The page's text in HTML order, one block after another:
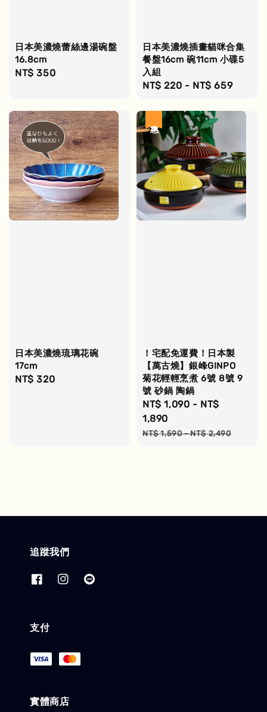
日本美濃燒蕾絲邊湯碗盤
16.8cm
Regular
NT$ 350
日本美濃燒插畫貓咪合集
餐盤16cm 碗11cm 小碟5
入組
Regular
NT$ 220 - NT$ 659
日本美濃燒琉璃花碗
17cm
Regular
NT$ 320
！宅配免運費！日本製
【萬古燒】銀峰GINPO
菊花輕輕烹煮 6號 8號 9
號 砂鍋 陶鍋
Sale
price
NT$ 1,090 - NT$
1,890
Regular
NT$ 1,590-NT$ 2,490
追蹤我們
支付
實體商店